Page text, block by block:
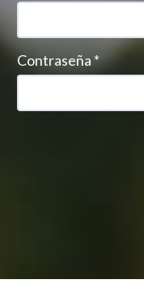
Contraseña*